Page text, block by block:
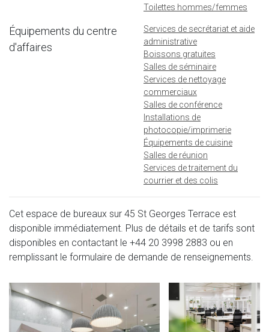
Toilettes hommes/femmes
Équipements du centre
d'affaires
Services de secrétariat et aide
administrative
Boissons gratuites
Salles de séminaire
Services de nettoyage
commerciaux
Salles de conférence
Installations de
photocopie/imprimerie
Équipements de cuisine
Salles de réunion
Services de traitement du
courrier et des colis
Cet espace de bureaux sur 45 St Georges Terrace est
disponible immédiatement. Plus de détails et de tarifs sont
disponibles en contactant le +44 20 3998 2883 ou en
remplissant le formulaire de demande de renseignements.